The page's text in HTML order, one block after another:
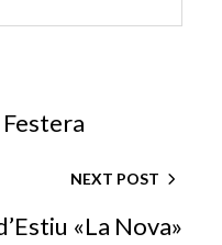
NEXT POST
«La Nova»